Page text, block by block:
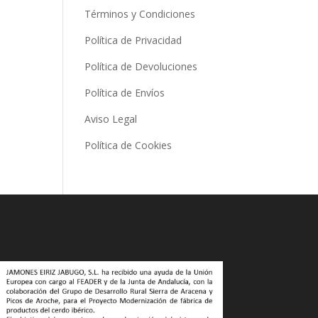
Términos y Condiciones
Política de Privacidad
Política de Devoluciones
Política de Envíos
Aviso Legal
Política de Cookies